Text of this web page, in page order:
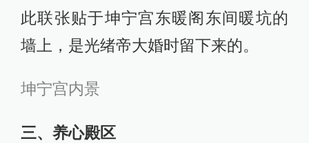
此联张贴于坤宁宫东暖阁东间暖坑的
墙上，是光绪帝大婚时留下来的。
坤宁宫内景
三、养心殿区